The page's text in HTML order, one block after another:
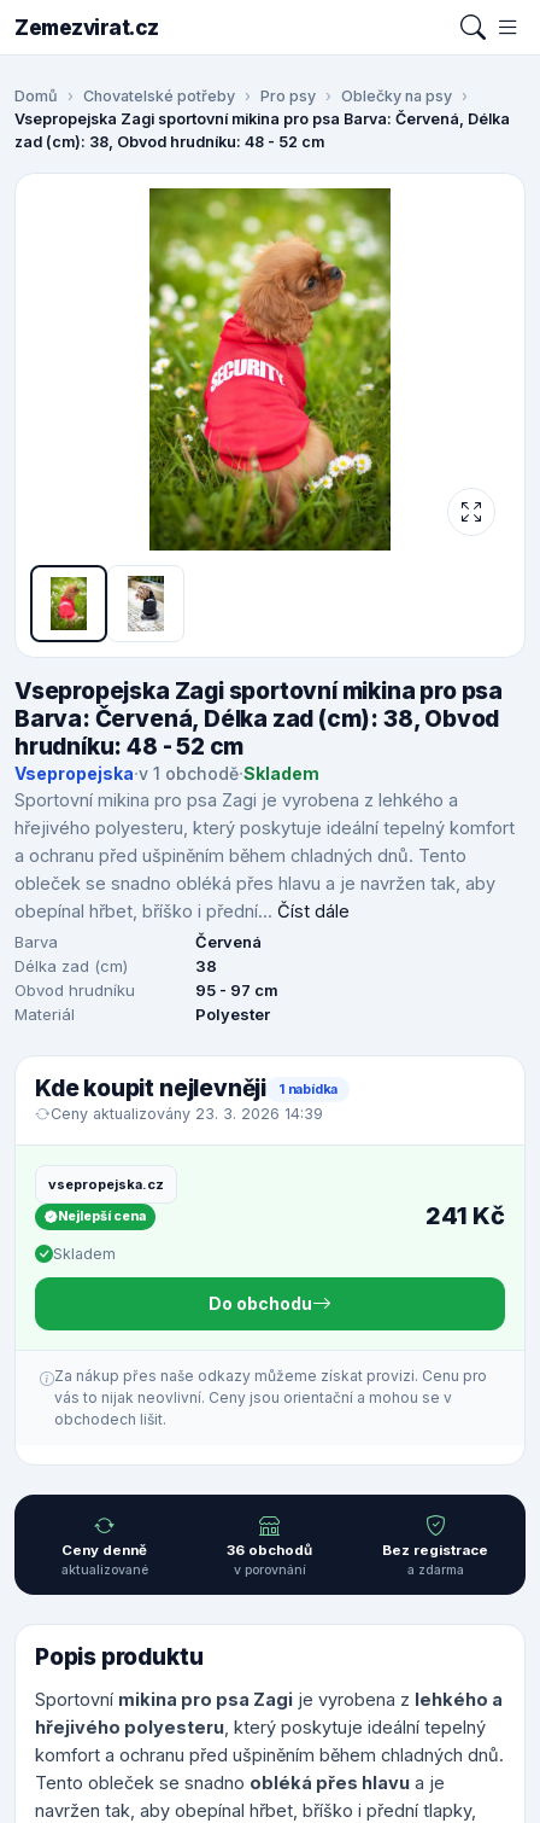
Zemezvirat.cz
Domů Chovatelské potřeby Pro psy
Oblečky na psy
Vsepropejska Zagi sportovní mikina pro psa Barva: Červená, Délka
zad (cm): 38, Obvod hrudníku: 48 - 52 cm
Vsepropejska Zagi sportovní mikina pro psa
Barva: Červená, Délka zad (cm): 38, Obvod
hrudníku: 48 - 52 cm
Vsepropejska·v 1 obchodě·Skladem
Sportovní mikina pro psa Zagi je vyrobena z lehkého a
hřejivého polyesteru, který poskytuje ideální tepelný komfort
a ochranu před ušpiněním během chladných dnů. Tento
obleček se snadno obléká přes hlavu a je navržen tak, aby
obepínal hřbet, bříško i přední... Číst dále
Barva
Červená
Délka zad (cm)
38
Obvod hrudníku
95 - 97 cm
Materiál
Polyester
Kde koupit nejlevněji 1 nabídka
Ceny aktualizovány 23. 3. 2026 14:39
vsepropejska.cz
Nejlepší cena
Skladem
241 Kč
Do obchodu
Za nákup přes naše odkazy můžeme získat provizi. Cenu pro
vás to nijak neovlivní. Ceny jsou orientační a mohou se v
obchodech lišit.
Ceny denně
aktualizované
36 obchodů
v porovnání
Bez registrace
a zdarma
Popis produktu
Sportovní mikina pro psa Zagi je vyrobena z lehkého a
hřejivého polyesteru , který poskytuje ideální tepelný
komfort a ochranu před ušpiněním během chladných dnů.
Tento obleček se snadno obléká přes hlavu a je
navržen tak, aby obepínal hřbet, bříško i přední tlapky,